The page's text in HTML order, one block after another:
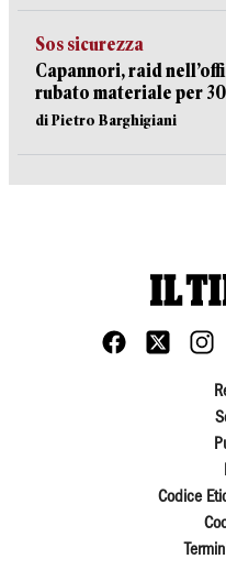
Sos sicurezza
Capannori, raid
rubato materiale per
di Pietro Barghigiani
Codice